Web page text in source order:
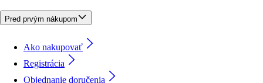
Pred prvým nákupom
Ako nakupovať
Registrácia
Objednanie doručenia